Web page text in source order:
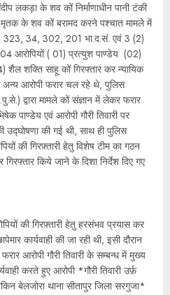
लकड़ा के शव कों निर्माणाधीन पानी टंकी
के शव कों बरामद करने पश्चात मामले में
323, 34, 302, 201 भा.द.सं. एवं 3 (2)
आरोपियों ( 01) प्रत्युश पाण्डेय (02)
शक्ति साहू कों गिरफ्तार कर न्यायिक
अन्य आरोपी फरार चल रहे थे, पुलिस
द्वारा मामले कों संज्ञान में लेकर फरार
पाण्डेय एवं आरोपी गौरी तिवारी पर
की गई थी, साथ ही पुलिस
की गिरफ़्तारी हेतु विशेष टीम का गठन
किये जाने के दिशा निर्देश दिए गए
की गिरफ़्तारी हेतु हरसंभव प्रयास कर
कार्यवाही की जा रही थी, इसी दौरान
आरोपी गौरी तिवारी के सम्बन्ध में मुख्य
करते हुए आरोपी *गौरी तिवारी उर्फ़
बेलजोरा थाना सीतापुर जिला सरगुजा*